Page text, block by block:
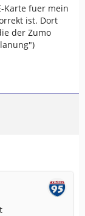
Karte fuer mein
ist. Dort
der Zumo